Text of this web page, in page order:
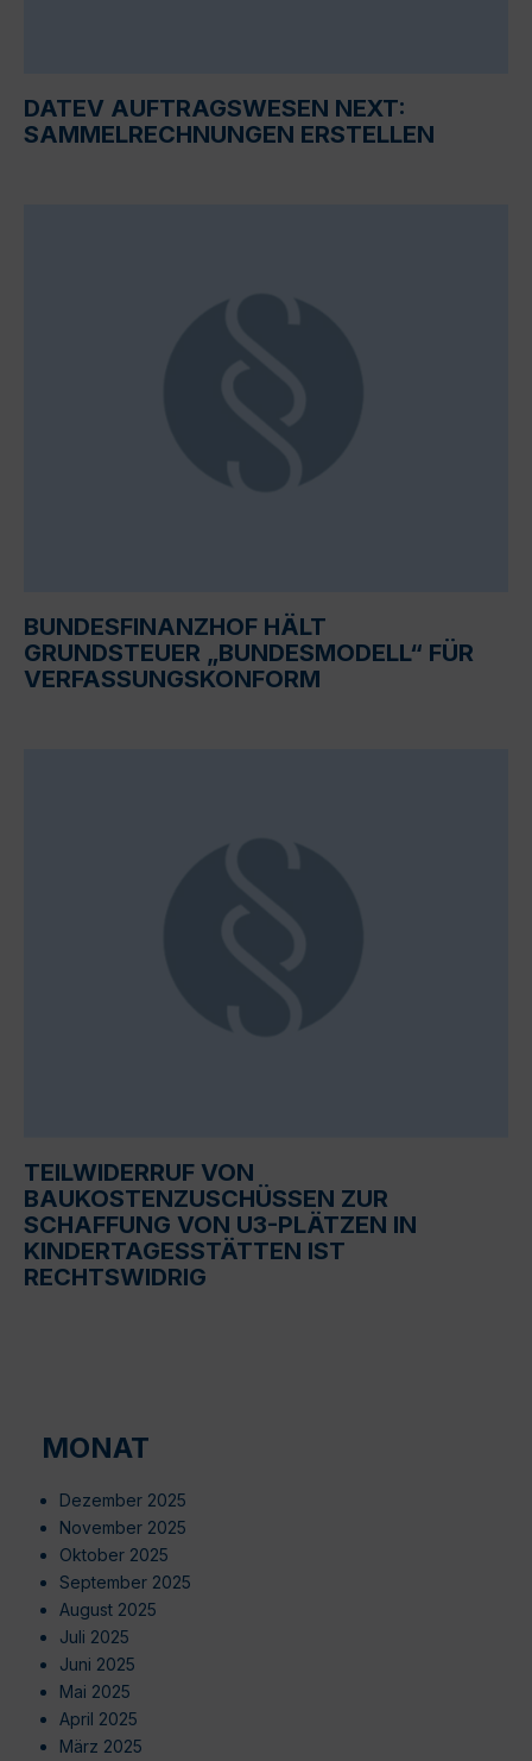
DATEV AUFTRAGSWESEN NEXT:
SAMMELRECHNUNGEN ERSTELLEN
BUNDESFINANZHOF HÄLT
GRUNDSTEUER „BUNDESMODELL“ FÜR
VERFASSUNGSKONFORM
TEILWIDERRUF VON
BAUKOSTENZUSCHÜSSEN ZUR
SCHAFFUNG VON U3-PLÄTZEN IN
KINDERTAGESSTÄTTEN IST
RECHTSWIDRIG
MONAT
Dezember 2025
November 2025
Oktober 2025
September 2025
August 2025
Juli 2025
Juni 2025
Mai 2025
April 2025
März 2025